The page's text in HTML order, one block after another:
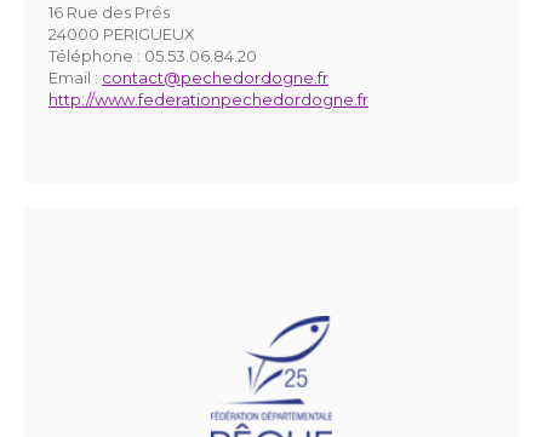
16 Rue des Prés
24000 PERIGUEUX
Téléphone : 05.53.06.84.20
Email : contact@pechedordogne.fr
http://www.federationpechedordogne.fr